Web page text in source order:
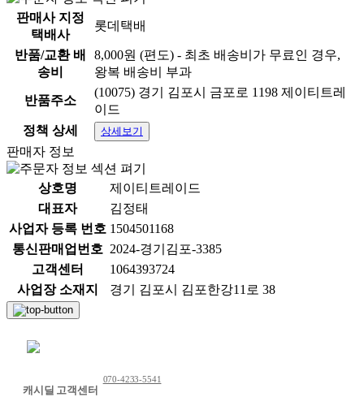
판매사 지정
택배사
롯데택배
반품/교환 배
송비
8,000원 (편도) - 최초 배송비가 무료인 경우,
왕복 배송비 부과
반품주소
(10075) 경기 김포시 금포로 1198 제이티트레
이드
정책 상세
상세보기
판매자 정보
상호명
제이티트레이드
대표자
김정태
사업자 등록 번호 1504501168
통신판매업번호 2024-경기김포-3385
고객센터
1064393724
사업장 소재지
경기 김포시 김포한강11로 38
캐시딜 고객센터
070-4233-5541